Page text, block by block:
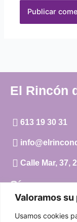
Valoramos
Usamos cookies
El Rincón
613 19 30 31
Calle Mar, 37,
Síguenos